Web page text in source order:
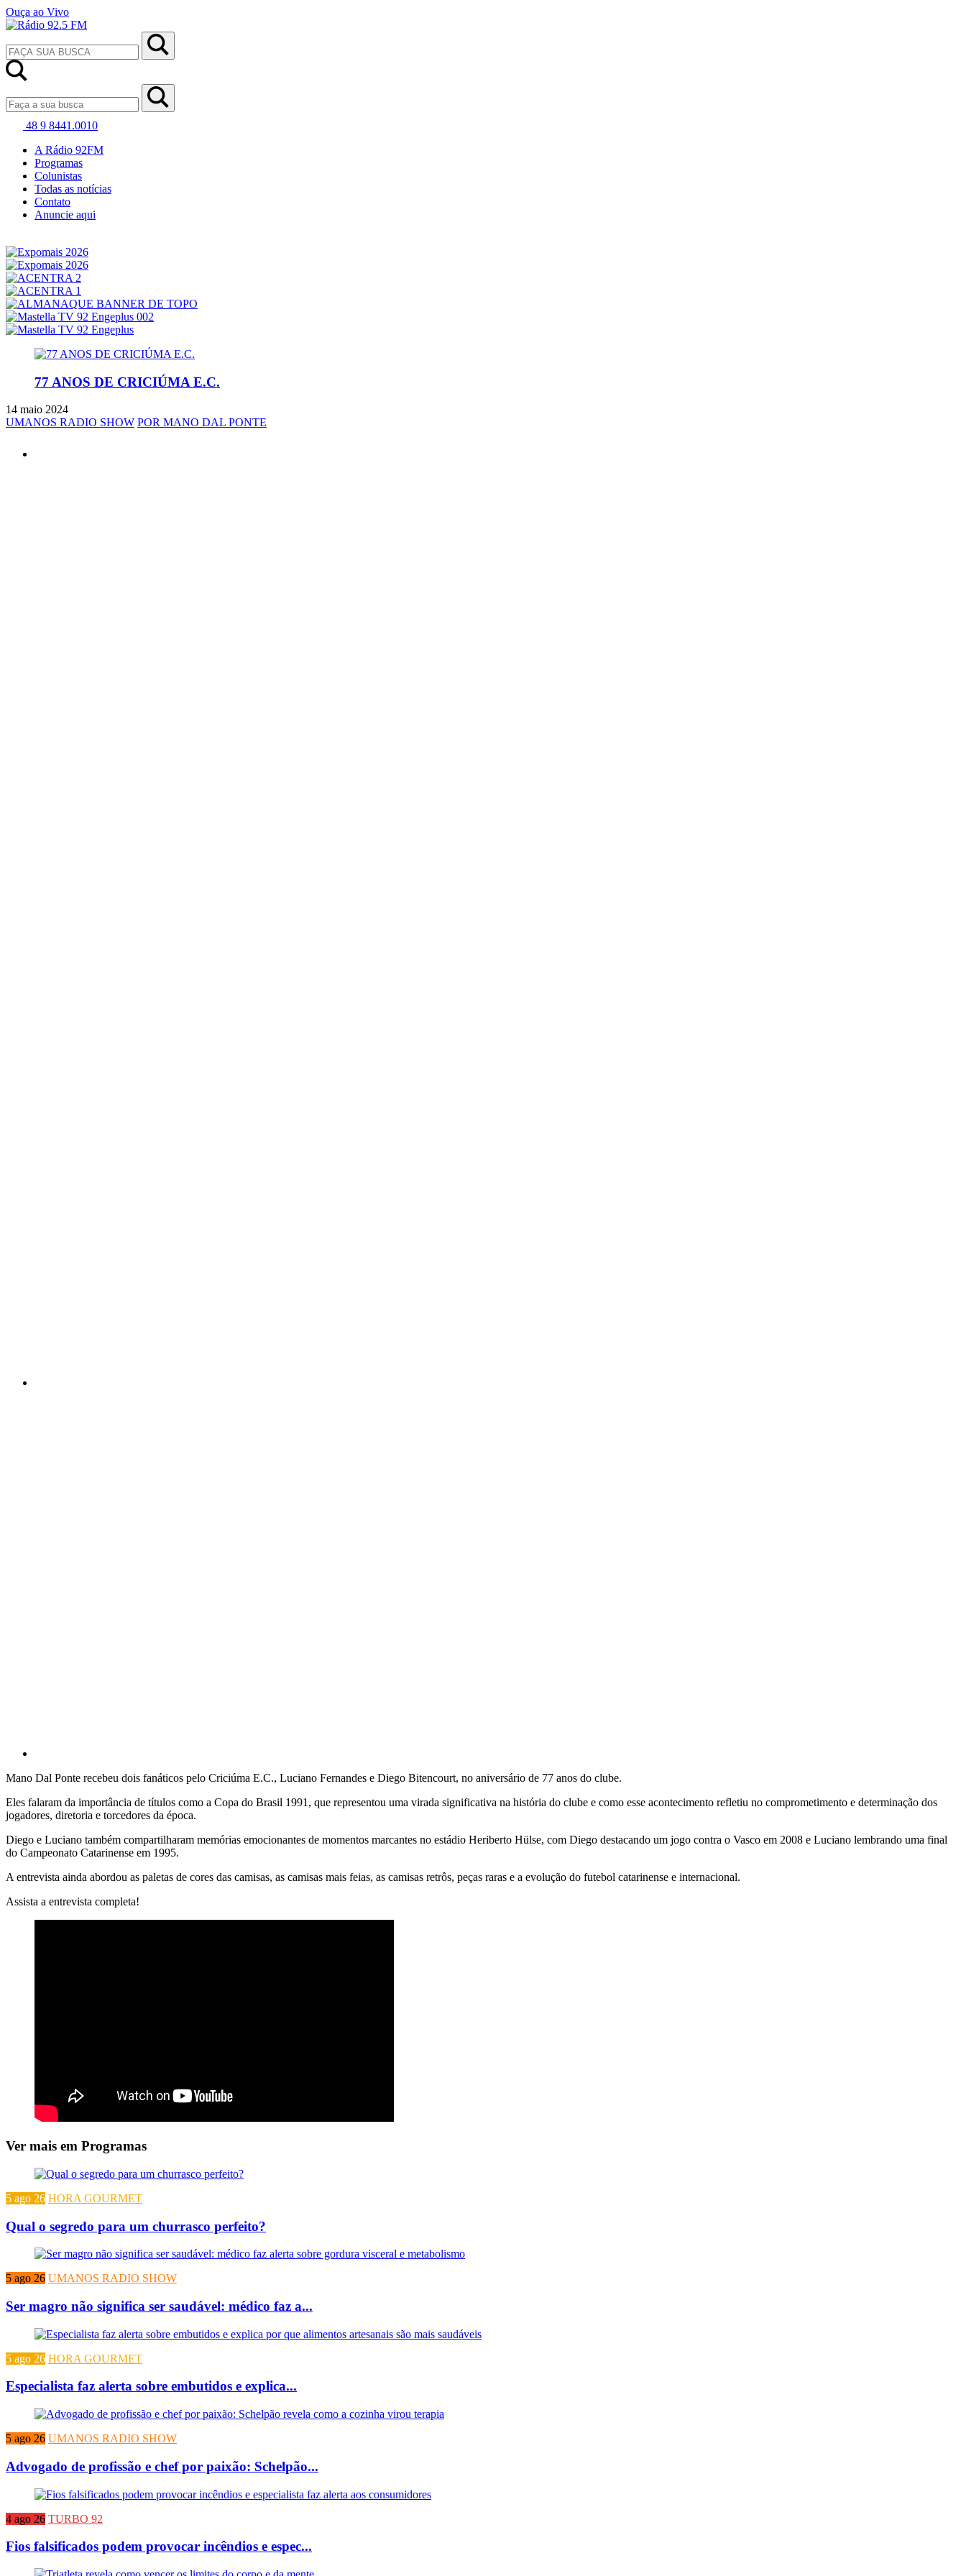
Ouça ao Vivo
48 9 8441.0010
A Rádio 92FM
Programas
Colunistas
Todas as notícias
Contato
Anuncie aqui
77 ANOS DE CRICIÚMA E.C.
14 maio 2024
UMANOS RADIO SHOW POR MANO DAL PONTE
Mano Dal Ponte recebeu dois fanáticos pelo Criciúma E.C., Luciano Fernandes e Diego Bitencourt, no aniversário de 77 anos do clube.
Eles falaram da importância de títulos como a Copa do Brasil 1991, que representou uma virada significativa na história do clube e como esse acontecimento refletiu no comprometimento e determinação dos
jogadores, diretoria e torcedores da época.
Diego e Luciano também compartilharam memórias emocionantes de momentos marcantes no estádio Heriberto Hülse, com Diego destacando um jogo contra o Vasco em 2008 e Luciano lembrando uma final
do Campeonato Catarinense em 1995.
A entrevista ainda abordou as paletas de cores das camisas, as camisas mais feias, as camisas retrôs, peças raras e a evolução do futebol catarinense e internacional.
Assista a entrevista completa!
Ver mais em Programas
5 ago 26 HORA GOURMET
Qual o segredo para um churrasco perfeito?
5 ago 26 UMANOS RADIO SHOW
Ser magro não significa ser saudável: médico faz a...
5 ago 26 HORA GOURMET
Especialista faz alerta sobre embutidos e explica...
5 ago 26 UMANOS RADIO SHOW
Advogado de profissão e chef por paixão: Schelpão...
4 ago 26 TURBO 92
Fios falsificados podem provocar incêndios e espec...